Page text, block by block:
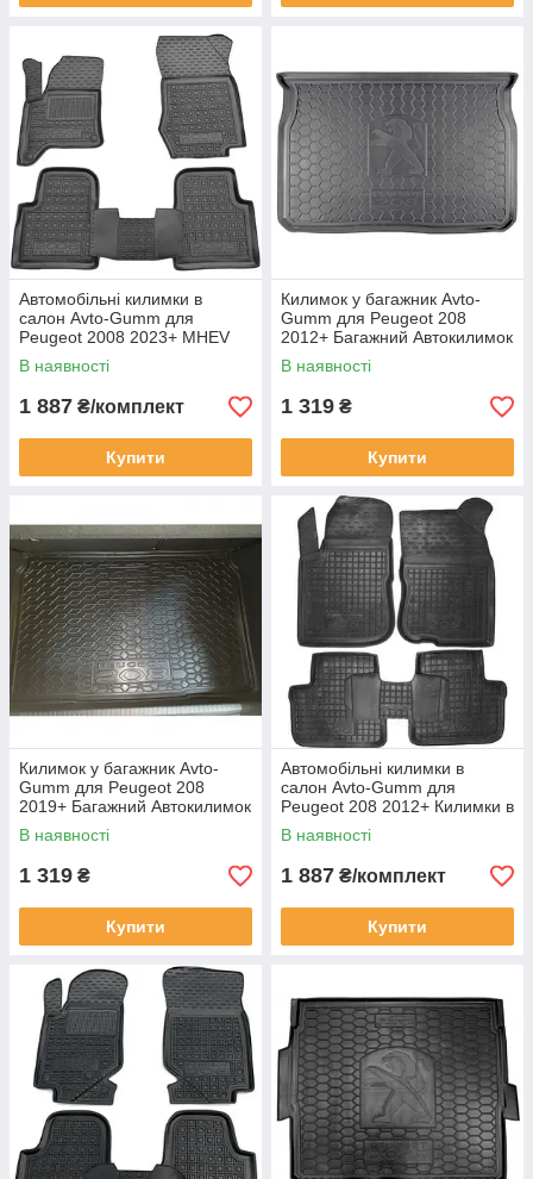
Автомобільні килимки в
салон Avto-Gumm для
Peugeot 2008 2023+ MHEV
Килимки в салон Автогум
Пежо 2008
В наявності
1 887 ₴/комплект
Купити
Килимок у багажник Avto-
Gumm для Peugeot 208
2012+ Багажний Автокилимок
Автогум на Пежо 208
В наявності
1 319 ₴
Купити
Килимок у багажник Avto-
Gumm для Peugeot 208
2019+ Багажний Автокилимок
Автогум на Пежо 208
В наявності
1 319 ₴
Купити
Автомобільні килимки в
салон Avto-Gumm для
Peugeot 208 2012+ Килимки в
салон Автогум Пежо 208
В наявності
1 887 ₴/комплект
Купити